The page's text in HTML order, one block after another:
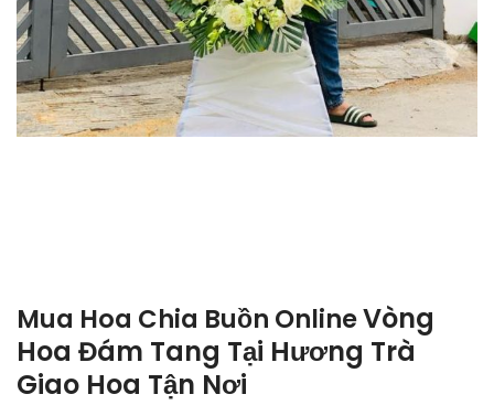
Mua Hoa Chia Buồn OnlineVòng
Hoa Đám Tang Tại Hương Trà
Giao Hoa Tận Nơi